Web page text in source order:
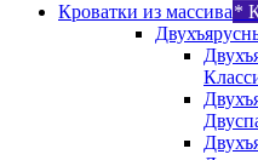
Кроватки из массива*